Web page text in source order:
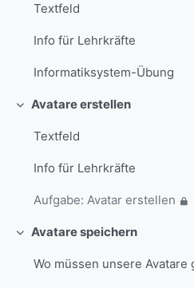
Textfeld
Info für Lehrkräfte
Informatiksystem-Übung
Einklappen
Avatare erstellen
Textfeld
Info für Lehrkräfte
Aufgabe: Avatar erstellen
Einklappen
Avatare speichern